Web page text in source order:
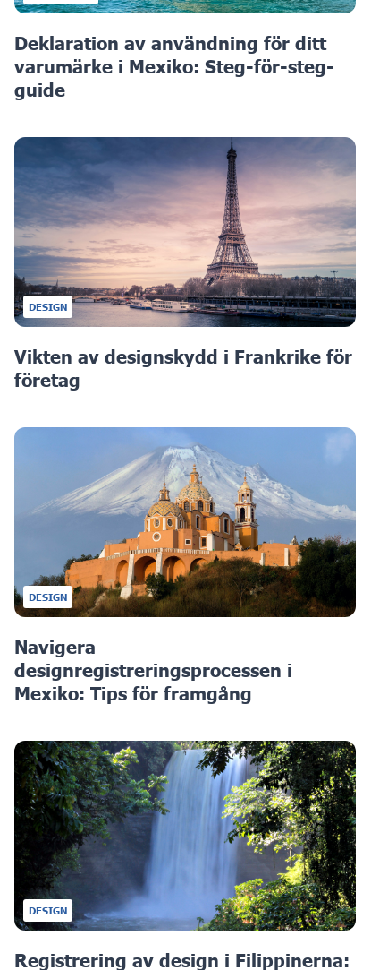
Deklaration av användning för ditt
varumärke i Mexiko: Steg-för-steg-
guide
DESIGN
Vikten av designskydd i Frankrike för
företag
DESIGN
Navigera
designregistreringsprocessen i
Mexiko: Tips för framgång
DESIGN
Registrering av design i Filippinerna: